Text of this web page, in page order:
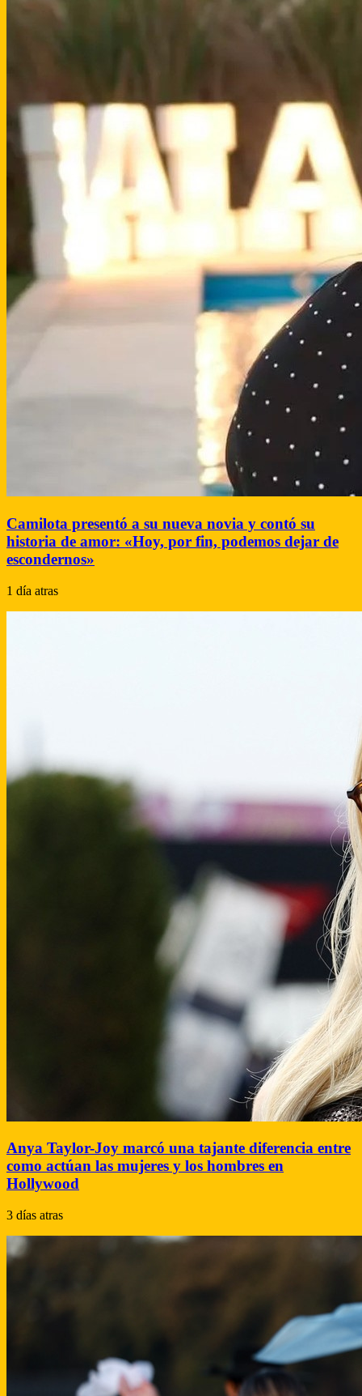
Camilota presentó a su nueva novia y contó su
historia de amor: «Hoy, por fin, podemos dejar de
escondernos»
1 día atras
Anya Taylor-Joy marcó una tajante diferencia entre
como actúan las mujeres y los hombres en
Hollywood
3 días atras